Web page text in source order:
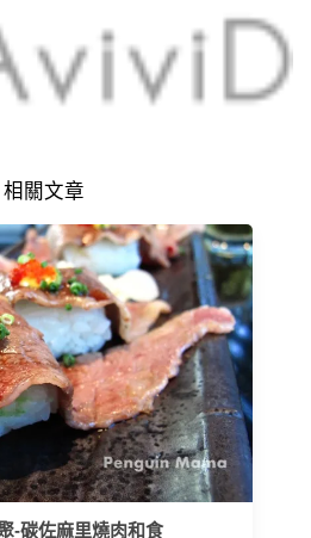
相關文章
-碳佐麻里燒肉和食